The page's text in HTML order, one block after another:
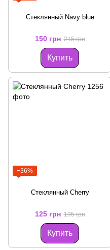
Стеклянный Navy blue
150 грн 215 грн
Купить
−36%
Стеклянный Cherry
125 грн 195 грн
Купить